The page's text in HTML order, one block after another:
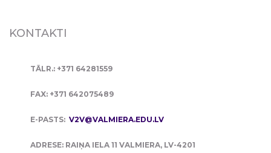
KONTAKTI
TĀLR.: +371 64281559
FAX: +371 642075489
E-PASTS: V2V@VALMIERA.EDU.LV
ADRESE: RAIŅA IELA 11 VALMIERA, LV-4201